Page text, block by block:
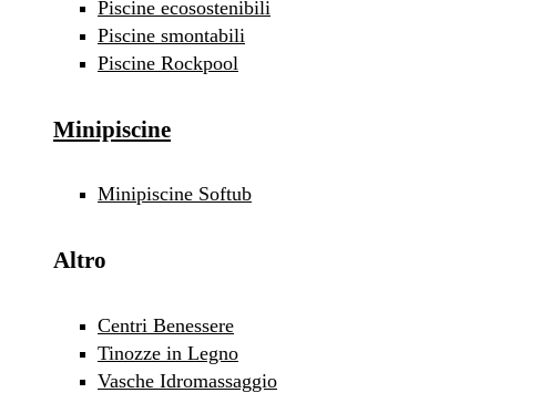
Piscine ecosostenibili
Piscine smontabili
Piscine Rockpool
Minipiscine
Minipiscine Softub
Altro
Centri Benessere
Tinozze in Legno
Vasche Idromassaggio